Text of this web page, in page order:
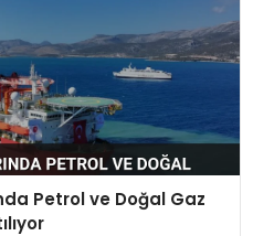
Petrol ve Doğal Gaz